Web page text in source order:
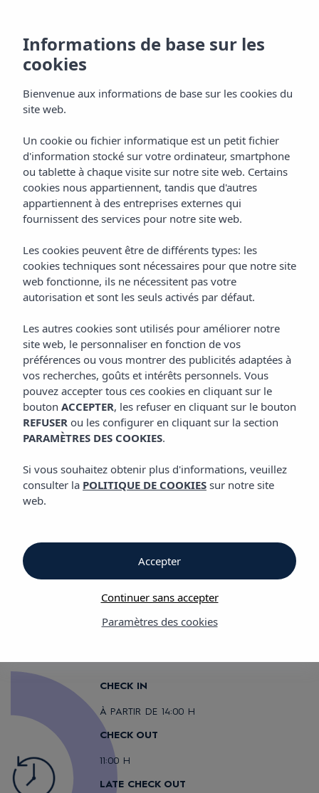
Chambres
Hôtel Vibra Lei Ibiza
CHAMBRES
Chambres
Hôtel Vibra Lei Ibiza
La chambre est parfaite. Nous rangeons nos affaires dans le
l'hôtel... quelle émotion, enfin notre première nuit à Ibiza!
33 chambres doubles
CHECK IN
À PARTIR DE 14:00 H
CHECK OUT
11:00 H
LATE CHECK OUT
Informations de base sur les
cookies
Bienvenue aux informations de base sur les cookies du
site web.
Un cookie ou fichier informatique est un petit fichier
d'information stocké sur votre ordinateur, smartphone
ou tablette à chaque visite sur notre site web. Certains
cookies nous appartiennent, tandis que d'autres
appartiennent à des entreprises externes qui
fournissent des services pour notre site web.
Les cookies peuvent être de différents types: les
cookies techniques sont nécessaires pour que notre site
web fonctionne, ils ne nécessitent pas votre
autorisation et sont les seuls activés par défaut.
Les autres cookies sont utilisés pour améliorer notre
site web, le personnaliser en fonction de vos
préférences ou vous montrer des publicités adaptées à
vos recherches, goûts et intérêts personnels. Vous
pouvez accepter tous ces cookies en cliquant sur le
bouton ACCEPTER, les refuser en cliquant sur le bouton
REFUSER ou les configurer en cliquant sur la section
PARAMÈTRES DES COOKIES.
Si vous souhaitez obtenir plus d'informations, veuillez
consulter la POLITIQUE DE COOKIES sur notre site
web.
Paramètres des cookies
Continuer sans accepter
Accepter